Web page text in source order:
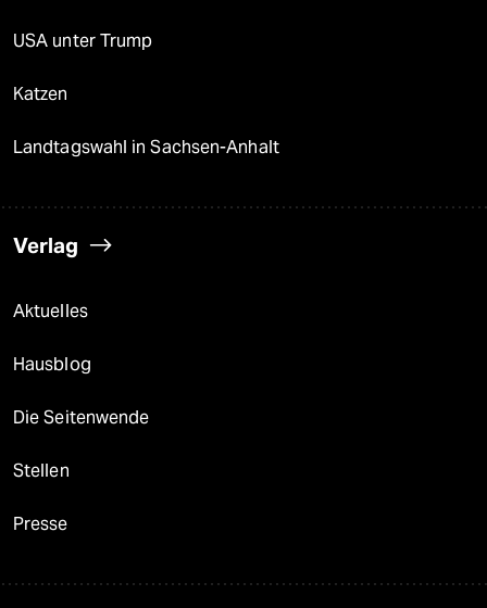
USA unter Trump
Katzen
Landtagswahl in Sachsen-Anhalt
Verlag
Aktuelles
Hausblog
Die Seitenwende
Stellen
Presse